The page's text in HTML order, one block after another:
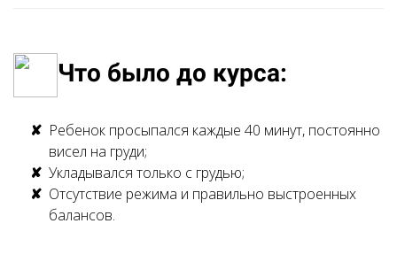
Что было до курса:
Ребенок просыпался каждые 40 минут, постоянно
висел на груди;
Укладывался только с грудью;
Отсутствие режима и правильно выстроенных
балансов.